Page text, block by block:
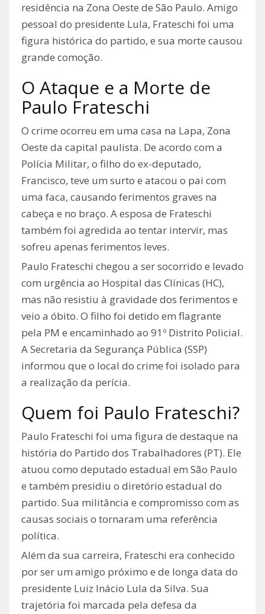
residência na Zona Oeste de São Paulo. Amigo
pessoal do presidente Lula, Frateschi foi uma
figura histórica do partido, e sua morte causou
grande comoção.
O Ataque e a Morte de
Paulo Frateschi
O crime ocorreu em uma casa na Lapa, Zona
Oeste da capital paulista. De acordo com a
Polícia Militar, o filho do ex-deputado,
Francisco, teve um surto e atacou o pai com
uma faca, causando ferimentos graves na
cabeça e no braço. A esposa de Frateschi
também foi agredida ao tentar intervir, mas
sofreu apenas ferimentos leves.
Paulo Frateschi chegou a ser socorrido e levado
com urgência ao Hospital das Clínicas (HC),
mas não resistiu à gravidade dos ferimentos e
veio a óbito. O filho foi detido em flagrante
pela PM e encaminhado ao 91º Distrito Policial.
A Secretaria da Segurança Pública (SSP)
informou que o local do crime foi isolado para
a realização da perícia.
Quem foi Paulo Frateschi?
Paulo Frateschi foi uma figura de destaque na
história do Partido dos Trabalhadores (PT). Ele
atuou como deputado estadual em São Paulo
e também presidiu o diretório estadual do
partido. Sua militância e compromisso com as
causas sociais o tornaram uma referência
política.
Além da sua carreira, Frateschi era conhecido
por ser um amigo próximo e de longa data do
presidente Luiz Inácio Lula da Silva. Sua
trajetória foi marcada pela defesa da